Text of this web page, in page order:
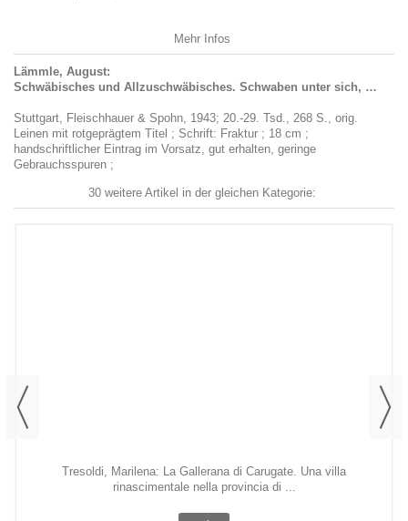
Mehr Infos
Lämmle, August:
Schwäbisches und Allzuschwäbisches. Schwaben unter sich, …
Stuttgart, Fleischhauer & Spohn, 1943; 20.-29. Tsd., 268 S., orig.
Leinen mit rotgeprägtem Titel ; Schrift: Fraktur ; 18 cm ;
handschriftlicher Eintrag im Vorsatz, gut erhalten, geringe
Gebrauchsspuren ;
30 weitere Artikel in der gleichen Kategorie:
Tresoldi, Marilena: La Gallerana di Carugate. Una villa
rinascimentale nella provincia di ...